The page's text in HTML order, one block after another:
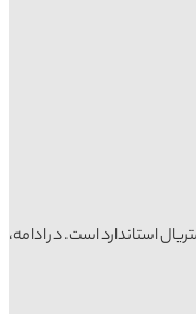
استاندارد است. در ادامه،